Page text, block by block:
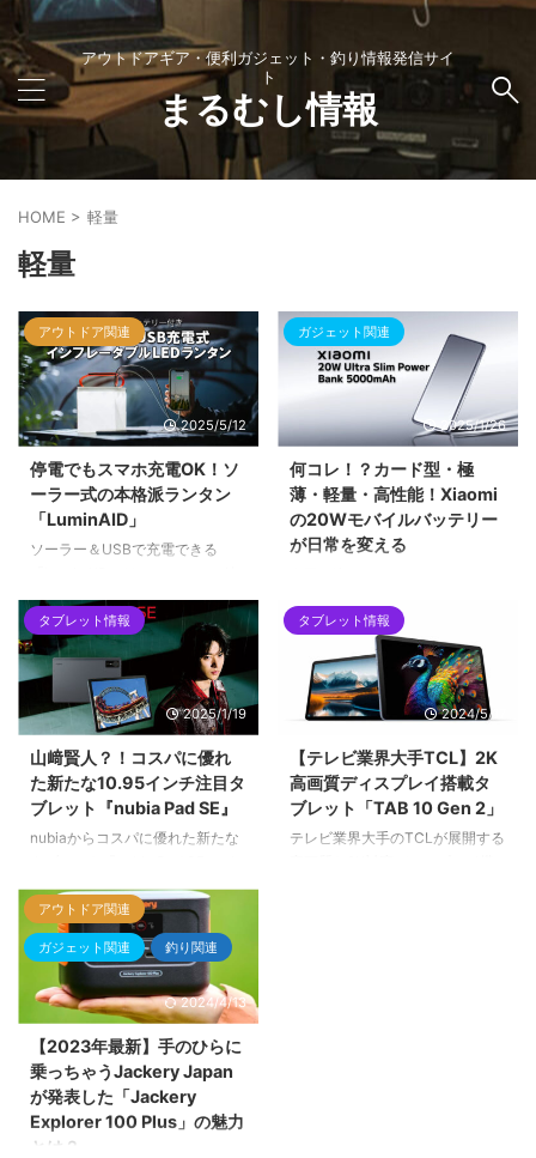
アウトドアギア・便利ガジェット・釣り情報発信サイ
ト
まるむし情報
HOME > 軽量
軽量
アウトドア関連
2025/5/12
停電でもスマホ充電OK！ソ
ーラー式の本格派ランタン
「LuminAID」
ソーラー＆USBで充電できる
電も可能なLEDランタン。防水・
軽量で防災用品にも最適。
ガジェット関連
2025/1/26
何コレ！？カード型・極
薄・軽量・高性能！Xiaomi
の20Wモバイルバッテリー
が日常を変える
Power Bank 5000mAh」。超薄
型でパワフルなこのモバイルバッ
テリー、日常生活やお出かけの必
需品になること間違いなしです！
何よりデザインがかなりイケてま
タブレット情報
2025/1/19
山﨑賢人？！コスパに優れ
た新たな10.95インチ注目タ
ブレット『nubia Pad SE』
nubiaからコスパに優れた新たな
発売されました。
スタイリッシュなデザインに仕上
げられた『nubia Pad SE』は、
薄型で軽量。それだけでなく、持
ち運びにも便利で、どんな場所で
もあなたのパートナーとして活躍
します。ディスプレイには広視野
角で美しい色彩表現を実現する大
画面が採用されており、映像鑑賞
やゲームプレイが一段と楽しくな
ります。
タブレット情報
2024/5/17
【テレビ業界大手TCL】2K
高画質ディスプレイ搭載タ
ブレット「TAB 10 Gen 2」
テレビ業界大手のTCLが展開する
アウトドア関連
ガジェット関連 釣り関連
2024/4/13
【2023年最新】手のひらに
乗っちゃうJackery Japan
が発表した「Jackery
Explorer 100 Plus」の魅力
とは？